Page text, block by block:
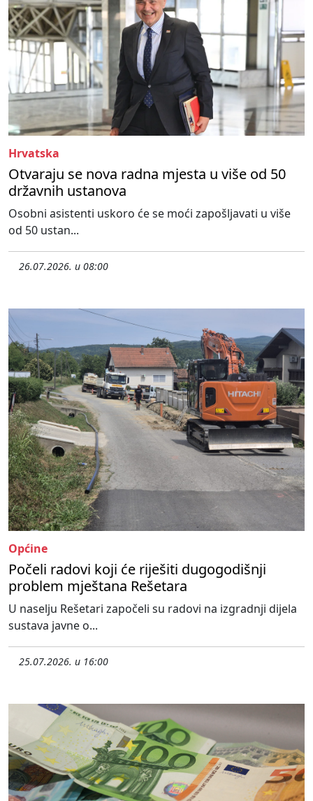
Hrvatska
Otvaraju se nova radna mjesta u više od 50
državnih ustanova
Osobni asistenti uskoro će se moći zapošljavati u više
od 50 ustan...
26.07.2026. u 08:00
Općine
Počeli radovi koji će riješiti dugogodišnji
problem mještana Rešetara
U naselju Rešetari započeli su radovi na izgradnji dijela
sustava javne o...
25.07.2026. u 16:00